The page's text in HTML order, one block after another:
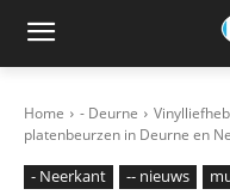
Home - Deurne
platenbeurzen in Deurne en
- Neerkant -- nieuws